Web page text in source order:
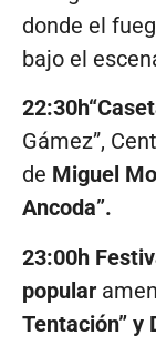
donde el
bajo el
Gámez”,
de Miguel
Ancoda”.
23:00h
popular
Tentación” y